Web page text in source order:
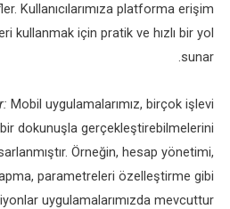
Kullanıcılarımıza platforma erişim
kullanmak için pratik ve hızlı bir yol
sunar.
Mobil uygulamalarımız, birçok işlevi
bir dokunuşla gerçekleştirebilmelerini
Örneğin, hesap yönetimi,
parametreleri özelleştirme gibi
uygulamalarımızda mevcuttur.